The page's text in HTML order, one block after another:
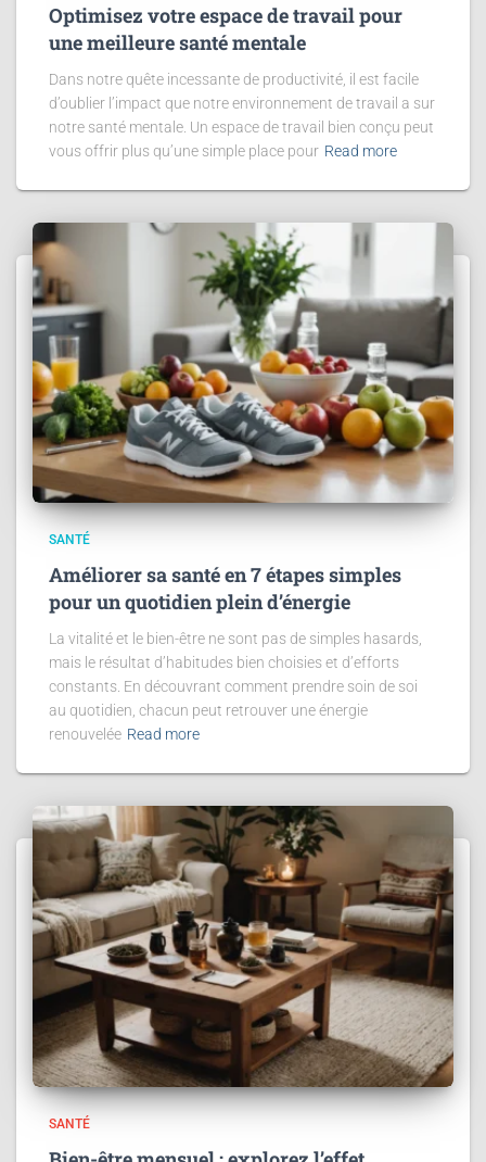
Optimisez votre espace de travail pour
une meilleure santé mentale
Dans notre quête incessante de productivité, il est facile
d’oublier l’impact que notre environnement de travail a sur
notre santé mentale. Un espace de travail bien conçu peut
vous offrir plus qu’une simple place pour Read more
SANTÉ
Améliorer sa santé en 7 étapes simples
pour un quotidien plein d’énergie
La vitalité et le bien-être ne sont pas de simples hasards,
mais le résultat d’habitudes bien choisies et d’efforts
constants. En découvrant comment prendre soin de soi
au quotidien, chacun peut retrouver une énergie
renouvelée Read more
SANTÉ